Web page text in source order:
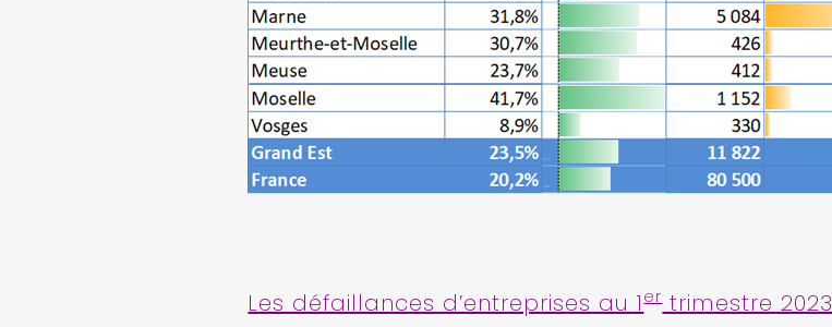
Les défaillances d’entreprises au 1ertrimestre 2023